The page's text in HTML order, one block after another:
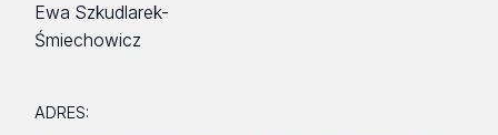
Ewa Szkudlarek-
Śmiechowicz
ADRES: